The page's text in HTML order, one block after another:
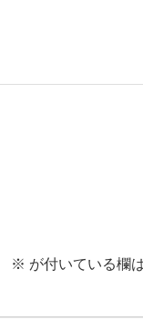
※ が付いている欄